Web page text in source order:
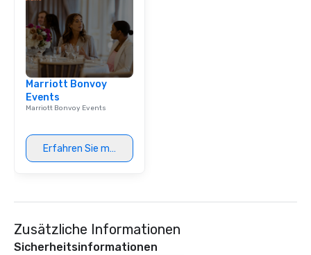
in that "golden hour"
Marriott Bonvoy
Events
Marriott Bonvoy Events
Erfahren Sie mehr
Zusätzliche Informationen
Sicherheitsinformationen